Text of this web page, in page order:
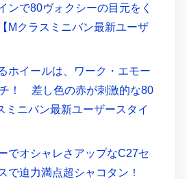
ンで80ヴォクシーの目元をく
Mクラスミニバン最新ユーザ
ホイールは、ワーク・エモー
！ 差し色の赤が刺激的な80
ミニバン最新ユーザースタイ
でオシャレさアップなC27セ
迫力満点超シャコタン！